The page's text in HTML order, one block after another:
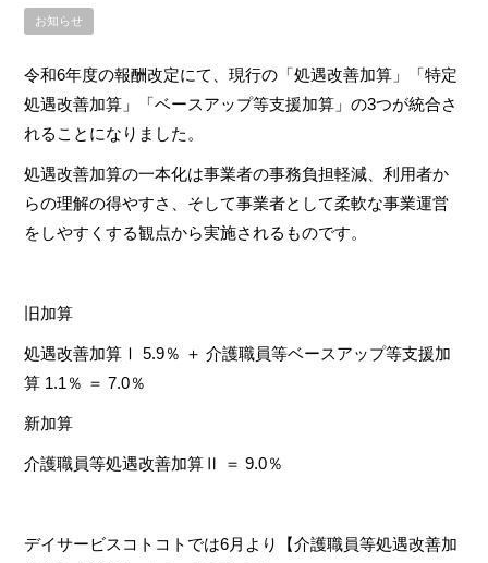
お知らせ
令和6年度の報酬改定にて、現行の「処遇改善加算」「特定
処遇改善加算」「ベースアップ等支援加算」の3つが統合さ
れることになりました。
処遇改善加算の一本化は事業者の事務負担軽減、利用者か
らの理解の得やすさ、そして事業者として柔軟な事業運営
をしやすくする観点から実施されるものです。
旧加算
処遇改善加算Ⅰ 5.9％ ＋ 介護職員等ベースアップ等支援加
算 1.1％ ＝ 7.0％
新加算
介護職員等処遇改善加算Ⅱ ＝ 9.0％
デイサービスコトコトでは6月より【介護職員等処遇改善加